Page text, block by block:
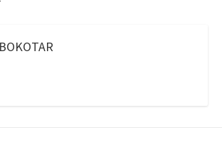
BOKOTAR